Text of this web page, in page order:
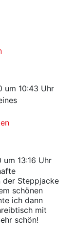
um 10:43 Uhr
13:16 Uhr
der Steppjacke
schönen
ich dann
mit
schön!